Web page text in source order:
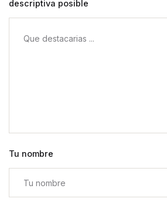
descriptiva posible
Tu nombre